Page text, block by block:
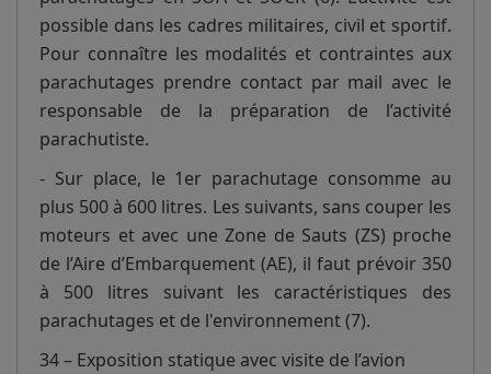
possible dans les cadres militaires, civil et sportif.
Pour connaître les modalités et contraintes aux
parachutages prendre contact par mail avec le
responsable de la préparation de l’activité
parachutiste.
- Sur place, le 1er parachutage consomme au
plus 500 à 600 litres. Les suivants, sans couper les
moteurs et avec une Zone de Sauts (ZS) proche
de l’Aire d’Embarquement (AE), il faut prévoir 350
à 500 litres suivant les caractéristiques des
parachutages et de l'environnement (7).
34 – Exposition statique avec visite de l’avion